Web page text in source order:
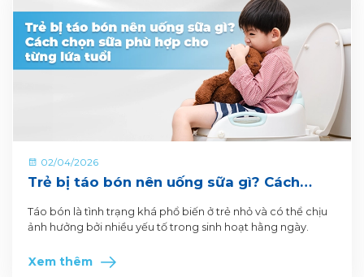
02/04/2026
Trẻ bị táo bón nên uống sữa gì? Cách
chọn sữa phù hợp cho từng lứa tuổi
Táo bón là tình trạng khá phổ biến ở trẻ nhỏ và có thể chịu
ảnh hưởng bởi nhiều yếu tố trong sinh hoạt hằng ngày.
Xem thêm